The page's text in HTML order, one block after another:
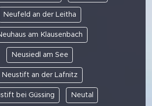
Neufeld an der Leitha
am Klausenbach
Neusiedl am See
Neustift an der Lafnitz
bei Güssing Neutal